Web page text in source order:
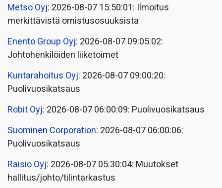
Metso Oyj: 2026-08-07 15:50:01: Ilmoitus
merkittävistä omistusosuuksista
Enento Group Oyj: 2026-08-07 09:05:02:
Johtohenkilöiden liiketoimet
Kuntarahoitus Oyj: 2026-08-07 09:00:20:
Puolivuosikatsaus
Robit Oyj: 2026-08-07 06:00:09: Puolivuosikatsaus
Suominen Corporation: 2026-08-07 06:00:06:
Puolivuosikatsaus
Raisio Oyj: 2026-08-07 05:30:04: Muutokset
hallitus/johto/tilintarkastus